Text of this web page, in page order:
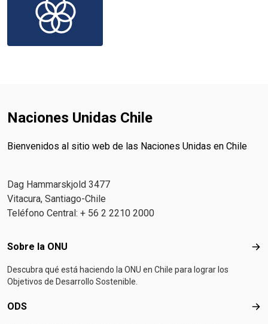
Naciones Unidas Chile
Bienvenidos al sitio web de las Naciones Unidas en Chile
Dag Hammarskjold 3477
Vitacura, Santiago-Chile
Teléfono Central: + 56 2 2210 2000
Footer menu
Sobre la ONU
Descubra qué está haciendo la ONU en Chile para lograr los
Objetivos de Desarrollo Sostenible.
ODS